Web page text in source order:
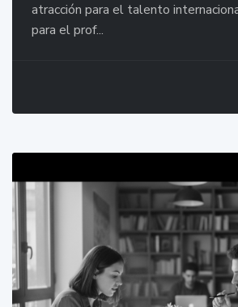
atracción para el talento
para el prof...